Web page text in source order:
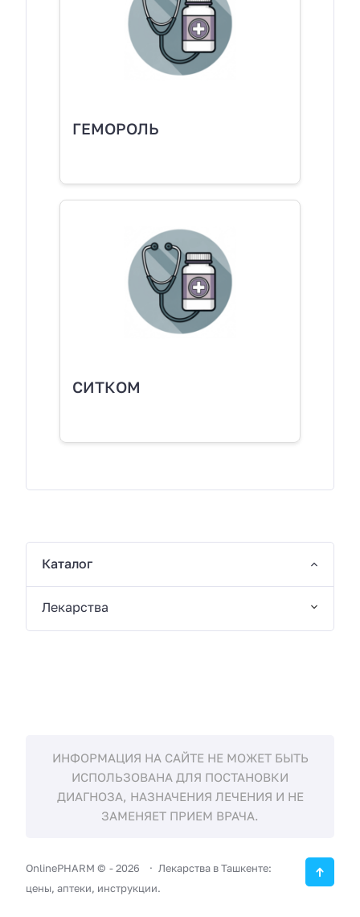
ГЕМОРОЛЬ
СИТКОМ
Каталог
Лекарства
ИНФОРМАЦИЯ НА САЙТЕ НЕ МОЖЕТ БЫТЬ
ИСПОЛЬЗОВАНА ДЛЯ ПОСТАНОВКИ
ДИАГНОЗА, НАЗНАЧЕНИЯ ЛЕЧЕНИЯ И НЕ
ЗАМЕНЯЕТ ПРИЕМ ВРАЧА.
OnlinePHARM © -2026
Лекарства в Ташкенте:
цены, аптеки, инструкции.